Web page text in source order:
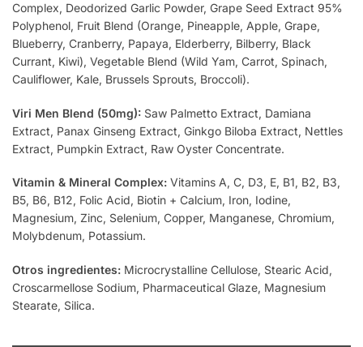
Complex, Deodorized Garlic Powder, Grape Seed Extract 95%
Polyphenol, Fruit Blend (Orange, Pineapple, Apple, Grape,
Blueberry, Cranberry, Papaya, Elderberry, Bilberry, Black
Currant, Kiwi), Vegetable Blend (Wild Yam, Carrot, Spinach,
Cauliflower, Kale, Brussels Sprouts, Broccoli).
Viri Men Blend (50mg): Saw Palmetto Extract, Damiana
Extract, Panax Ginseng Extract, Ginkgo Biloba Extract, Nettles
Extract, Pumpkin Extract, Raw Oyster Concentrate.
Vitamin & Mineral Complex: Vitamins A, C, D3, E, B1, B2, B3,
B5, B6, B12, Folic Acid, Biotin + Calcium, Iron, Iodine,
Magnesium, Zinc, Selenium, Copper, Manganese, Chromium,
Molybdenum, Potassium.
Otros ingredientes: Microcrystalline Cellulose, Stearic Acid,
Croscarmellose Sodium, Pharmaceutical Glaze, Magnesium
Stearate, Silica.